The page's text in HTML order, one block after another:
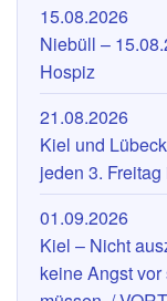
15.08.2026
Niebüll –
Hospiz
21.08.2026
Kiel und
jeden 3.
01.09.2026
Kiel – Nicht
keine Angst